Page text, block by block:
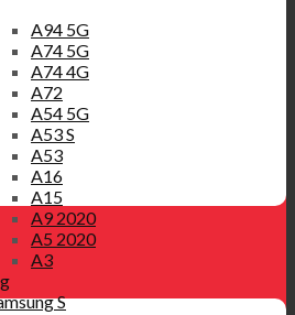
A94 5G
A74 5G
A74 4G
A72
A54 5G
A53 S
A53
A16
A15
A9 2020
A5 2020
A3
S